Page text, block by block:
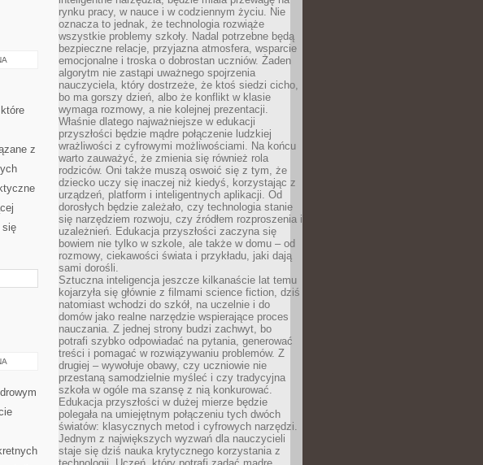
z
się
rynku pracy, w nauce i w codziennym życiu. Nie
oznacza to jednak, że technologia rozwiąże
wszystkie problemy szkoły. Nadal potrzebne będą
bezpieczne relacje, przyjazna atmosfera, wsparcie
emocjonalne i troska o dobrostan uczniów. Żaden
algorytm nie zastąpi uważnego spojrzenia
nauczyciela, który dostrzeże, że ktoś siedzi cicho,
bo ma gorszy dzień, albo że konflikt w klasie
wymaga rozmowy, a nie kolejnej prezentacji.
Właśnie dlatego najważniejsze w edukacji
przyszłości będzie mądre połączenie ludzkiej
wrażliwości z cyfrowymi możliwościami. Na końcu
warto zauważyć, że zmienia się również rola
rodziców. Oni także muszą oswoić się z tym, że
dziecko uczy się inaczej niż kiedyś, korzystając z
urządzeń, platform i inteligentnych aplikacji. Od
dorosłych będzie zależało, czy technologia stanie
się narzędziem rozwoju, czy źródłem rozproszenia i
uzależnień. Edukacja przyszłości zaczyna się
bowiem nie tylko w szkole, ale także w domu – od
rozmowy, ciekawości świata i przykładu, jaki dają
sami dorośli.
Sztuczna inteligencja jeszcze kilkanaście lat temu
kojarzyła się głównie z filmami science fiction, dziś
natomiast wchodzi do szkół, na uczelnie i do
domów jako realne narzędzie wspierające proces
nauczania. Z jednej strony budzi zachwyt, bo
potrafi szybko odpowiadać na pytania, generować
treści i pomagać w rozwiązywaniu problemów. Z
drugiej – wywołuje obawy, czy uczniowie nie
przestaną samodzielnie myśleć i czy tradycyjna
szkoła w ogóle ma szansę z nią konkurować.
Edukacja przyszłości w dużej mierze będzie
polegała na umiejętnym połączeniu tych dwóch
światów: klasycznych metod i cyfrowych narzędzi.
Jednym z największych wyzwań dla nauczycieli
staje się dziś nauka krytycznego korzystania z